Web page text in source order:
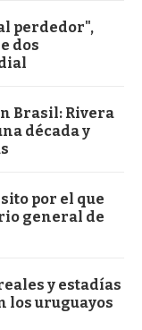
perdedor",
dos
Brasil: Rivera
década y
por el que
general de
y estadías
los uruguayos